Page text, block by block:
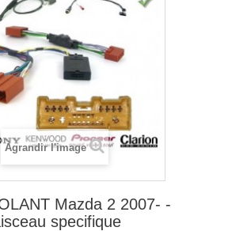
Agrandir l'image
Mazda 2 2007- -
specifique